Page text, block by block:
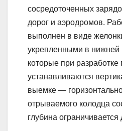
сосредоточенных
дорог и аэродромов.
выполнен в виде
укрепленными в нижней
которые при
устанавливаются
выемке —
отрываемого колодца
глубина ограничивается